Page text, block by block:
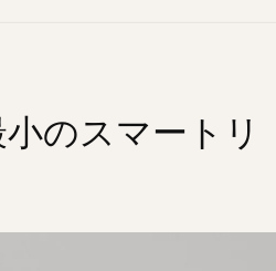
のスマートリ